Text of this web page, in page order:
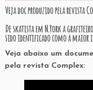
Veja doc produzido pela revista
De skatista em N.York a
sido identificado como a maior
Veja abaixo um
pela revista Complex: